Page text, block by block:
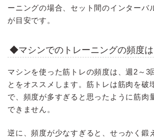
ーニングの場合、セット間のインターバ
が目安です。
◆マシンでのトレーニングの頻度は
マシンを使った筋トレの頻度は、週2～3
とをオススメします。筋トレは筋肉を破
で、頻度が多すぎると思ったように筋肉
できません。
逆に、頻度が少なすぎると、せっかく鍛